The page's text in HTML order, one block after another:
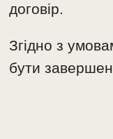
договір.
Згідно з
бути